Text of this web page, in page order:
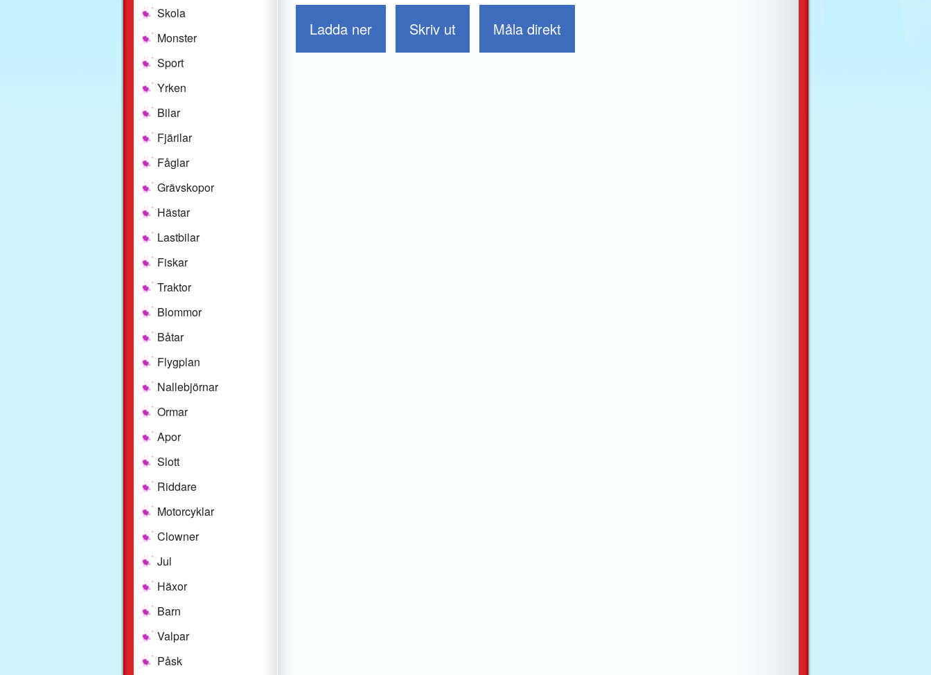
Skola
Monster
Sport
Yrken
Bilar
Fjärilar
Fåglar
Grävskopor
Hästar
Lastbilar
Fiskar
Traktor
Blommor
Båtar
Flygplan
Nallebjörnar
Ormar
Apor
Slott
Riddare
Motorcyklar
Clowner
Jul
Häxor
Barn
Valpar
Påsk
Ladda ner Skriv ut Måla direkt